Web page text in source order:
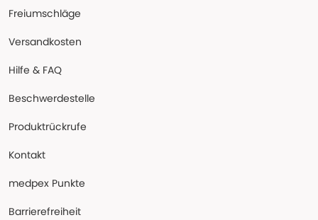
Freiumschläge
Versandkosten
Hilfe & FAQ
Beschwerdestelle
Produktrückrufe
Kontakt
medpex Punkte
Barrierefreiheit